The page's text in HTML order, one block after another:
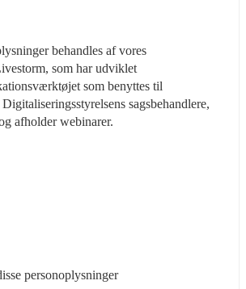
behandles af vores
som har udviklet
som benyttes til
sagsbehandlere,
afholder webinarer.
personoplysninger